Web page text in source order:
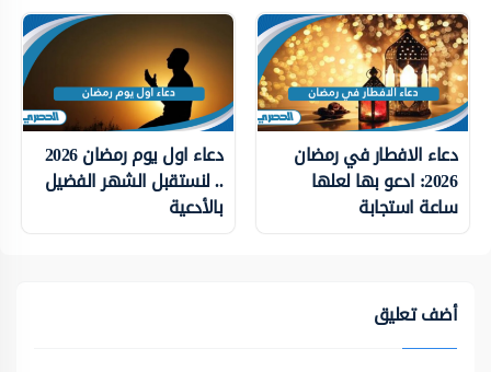
دعاء الافطار في رمضان
2026: ادعو بها لعلها
ساعة استجابة
دعاء اول يوم رمضان 2026
.. لنستقبل الشهر الفضيل
بالأدعية
أضف تعليق